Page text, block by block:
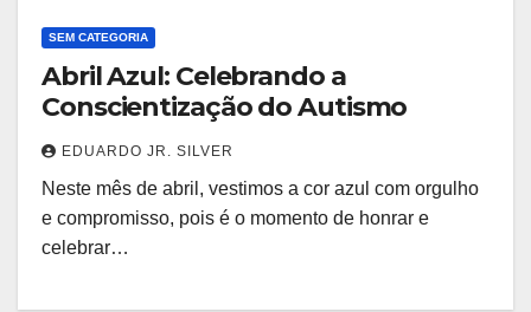
SEM CATEGORIA
Abril Azul: Celebrando a
Conscientização do Autismo
EDUARDO JR. SILVER
Neste mês de abril, vestimos a cor azul com orgulho
e compromisso, pois é o momento de honrar e
celebrar…